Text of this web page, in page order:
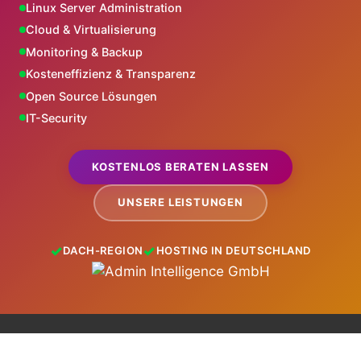
Linux Server Administration
Cloud & Virtualisierung
Monitoring & Backup
Kosteneffizienz & Transparenz
Open Source Lösungen
IT-Security
KOSTENLOS BERATEN LASSEN
UNSERE LEISTUNGEN
DACH-REGION HOSTING IN DEUTSCHLAND